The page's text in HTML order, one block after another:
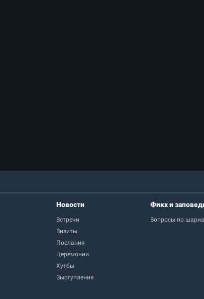
Новости
Встречи
Визиты
Послания
Церемонии
Хутбы
Выступления
Фикх и
Вопросы по